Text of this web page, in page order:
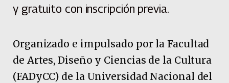
y gratuito con inscripción previa.
Organizado e impulsado por la Facultad
de Artes, Diseño y Ciencias de la Cultura
(FADyCC) de la Universidad Nacional del